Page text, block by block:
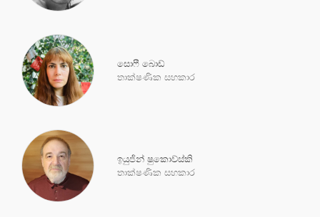
සොෆී බොඩ්
තාක්ෂණික සහකාර
ඉයුජින් ෂුකොව්ස්කි
තාක්ෂණික සහකාර